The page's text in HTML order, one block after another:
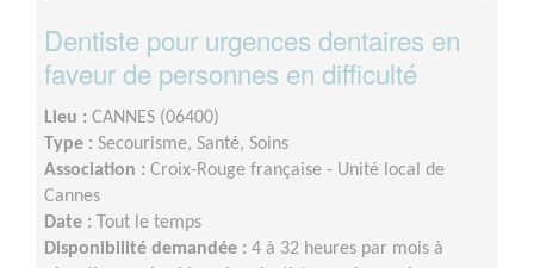
Dentiste pour urgences dentaires en
faveur de personnes en difficulté
Lieu : CANNES (06400)
Type : Secourisme, Santé, Soins
Association : Croix-Rouge française - Unité local de
Cannes
Date : Tout le temps
Disponibilité demandée : 4 à 32 heures par mois à